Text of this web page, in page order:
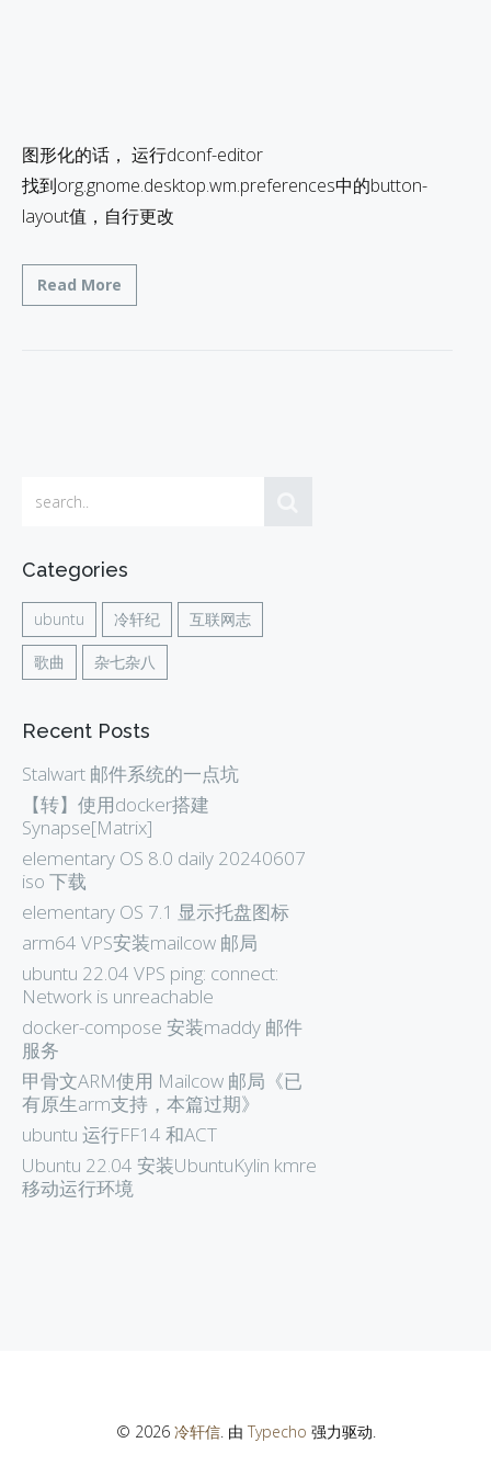
图形化的话， 运行dconf-editor
找到org.gnome.desktop.wm.preferences中的button-
layout值，自行更改
Read More
Categories
ubuntu 冷轩纪 互联网志
歌曲 杂七杂八
Recent Posts
Stalwart 邮件系统的一点坑
【转】使用docker搭建
Synapse[Matrix]
elementary OS 8.0 daily 20240607
iso 下载
elementary OS 7.1 显示托盘图标
arm64 VPS安装mailcow 邮局
ubuntu 22.04 VPS ping: connect:
Network is unreachable
docker-compose 安装maddy 邮件
服务
甲骨文ARM使用 Mailcow 邮局《已
有原生arm支持，本篇过期》
ubuntu 运行FF14 和ACT
Ubuntu 22.04 安装UbuntuKylin kmre
移动运行环境
© 2026 冷轩信. 由 Typecho 强力驱动.